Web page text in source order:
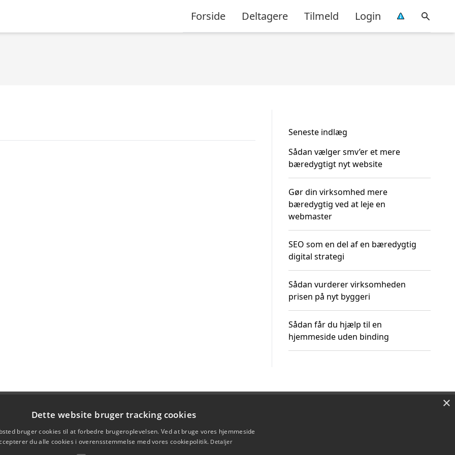
Forside Deltagere Tilmeld Login
Seneste indlæg
Sådan vælger smv’er et mere
bæredygtigt nyt website
Gør din virksomhed mere
bæredygtig ved at leje en
webmaster
SEO som en del af en bæredygtig
digital strategi
Sådan vurderer virksomheden
prisen på nyt byggeri
Sådan får du hjælp til en
hjemmeside uden binding
×
Dette website bruger tracking cookies
bruger cookies til at forbedre brugeroplevelsen. Ved at bruge vores hjemmeside
du alle cookies i overensstemmelse med vores cookiepolitik. Detaljer